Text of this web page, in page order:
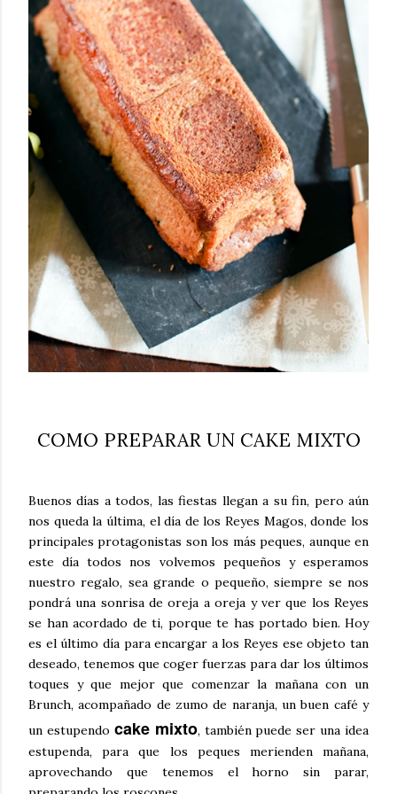
COMO PREPARAR UN CAKE MIXTO
Buenos días a todos, las fiestas llegan a su fin, pero aún
nos queda la última, el día de los Reyes Magos, donde los
principales protagonistas son los más peques, aunque en
este día todos nos volvemos pequeños y esperamos
nuestro regalo, sea grande o pequeño, siempre se nos
pondrá una sonrisa de oreja a oreja y ver que los Reyes
se han acordado de ti, porque te has portado bien. Hoy
es el último día para encargar a los Reyes ese objeto tan
deseado, tenemos que coger fuerzas para dar los últimos
toques y que mejor que comenzar la mañana con un
Brunch, acompañado de zumo de naranja, un buen café y
un estupendo cake mixto, también puede ser una idea
estupenda, para que los peques merienden mañana,
aprovechando que tenemos el horno sin parar,